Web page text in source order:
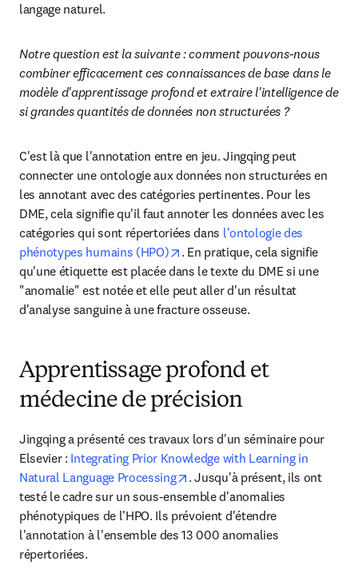
langage naturel.
Notre question est la suivante : comment pouvons-nous
combiner efficacement ces connaissances de base dans le
modèle d'apprentissage profond et extraire l'intelligence de
si grandes quantités de données non structurées ?
C'est là que l'annotation entre en jeu. Jingqing peut
connecter une ontologie aux données non structurées en
les annotant avec des catégories pertinentes. Pour les
DME, cela signifie qu'il faut annoter les données avec les
catégories qui sont répertoriées dans l'ontologie des
phénotypes humains (HPO)
opens in new tab/window
. En pratique, cela signifie
qu'une étiquette est placée dans le texte du DME si une
"anomalie" est notée et elle peut aller d'un résultat
d'analyse sanguine à une fracture osseuse.
Apprentissage profond et
médecine de précision
Jingqing a présenté ces travaux lors d'un séminaire pour
Elsevier : Integrating Prior Knowledge with Learning in
Natural Language Processing
opens in new tab/window
. Jusqu'à présent, ils ont
testé le cadre sur un sous-ensemble d'anomalies
phénotypiques de l'HPO. Ils prévoient d'étendre
l'annotation à l'ensemble des 13 000 anomalies
répertoriées.